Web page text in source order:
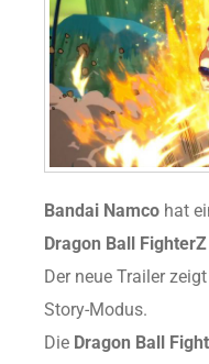
Bandai Namco hat
Dragon Ball FighterZ
Der neue Trailer
Story-Modus.
Die Dragon Ball